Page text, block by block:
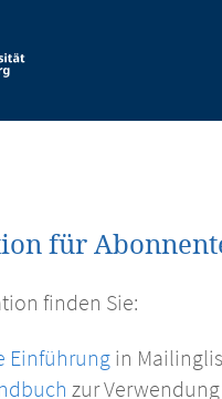
für
finden Sie:
Einführung in
zur